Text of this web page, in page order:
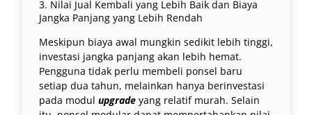
3. Nilai Jual Kembali yang Lebih Baik dan Biaya
Jangka Panjang yang Lebih Rendah
Meskipun biaya awal mungkin sedikit lebih tinggi,
investasi jangka panjang akan lebih hemat.
Pengguna tidak perlu membeli ponsel baru
setiap dua tahun, melainkan hanya berinvestasi
pada modul upgrade yang relatif murah. Selain